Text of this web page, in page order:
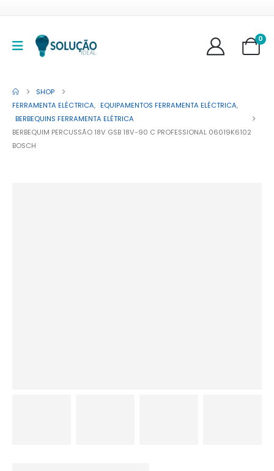
0
SHOP
FERRAMENTA ELÉCTRICA, EQUIPAMENTOS FERRAMENTA ELÉCTRICA,
BERBEQUINS FERRAMENTA ELÉTRICA
BERBEQUIM PERCUSSÃO 18V GSB 18V-90 C PROFESSIONAL 06019K6102
BOSCH